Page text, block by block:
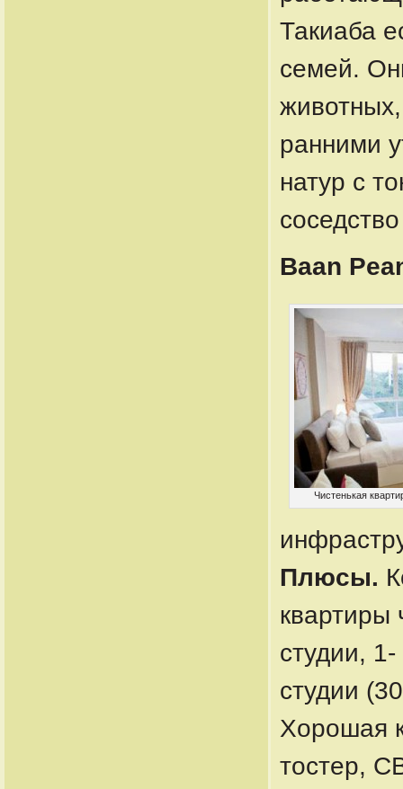
Такиаба
семей.
ранними
натур с
Baan
Чистенькая
Плюсы.
квартиры
студии,
студии
Хорошая
тостер,